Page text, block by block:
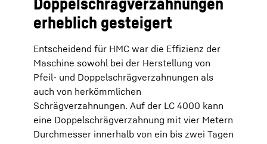
erheblich gesteigert
Entscheidend für HMC war die Effizienz der
Maschine sowohl bei der Herstellung von
Pfeil- und Doppelschrägverzahnungen als
auch von herkömmlichen
Schrägverzahnungen. Auf der LC 4000 kann
eine Doppelschrägverzahnung mit vier Metern
Durchmesser innerhalb von ein bis zwei Tagen